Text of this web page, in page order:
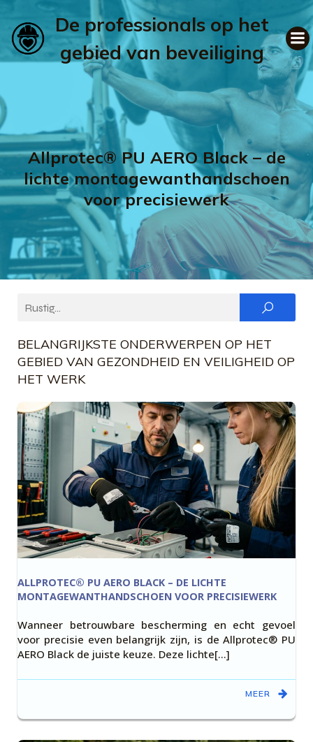
De professionals op het
gebied van beveiliging
Allprotec® PU AERO Black – de
lichte montagewanthandschoen
voor precisiewerk
BELANGRIJKSTE ONDERWERPEN OP HET
GEBIED VAN GEZONDHEID EN VEILIGHEID OP
HET WERK
ALLPROTEC® PU AERO BLACK – DE LICHTE
MONTAGEWANTHANDSCHOEN VOOR PRECISIEWERK
Wanneer betrouwbare bescherming en echt gevoel
voor precisie even belangrijk zijn, is de Allprotec® PU
AERO Black de juiste keuze. Deze lichte[…]
MEER